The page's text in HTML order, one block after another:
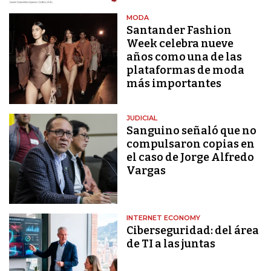
MODA
Santander Fashion
Week celebra nueve
años como una de las
plataformas de moda
más importantes
JUDICIAL
Sanguino señaló que no
compulsaron copias en
el caso de Jorge Alfredo
Vargas
INTERNET ECONOMY
Ciberseguridad: del área
de TI a las juntas